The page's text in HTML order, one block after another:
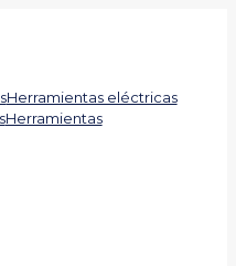
Herramientas eléctricas
Herramientas